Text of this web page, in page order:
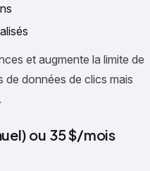
et augmente la limite de
de données de clics mais
ou 35 $/mois